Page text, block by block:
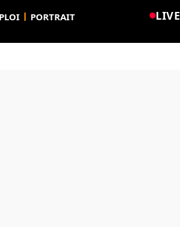
PORTRAIT LIVE